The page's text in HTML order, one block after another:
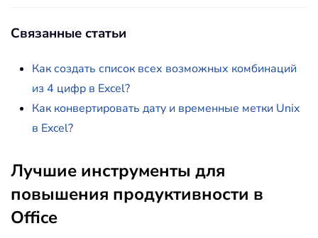
Связанные статьи
Как создать список всех возможных комбинаций
из 4 цифр в Excel?
Как конвертировать дату и временные метки Unix
в Excel?
Лучшие инструменты для
повышения продуктивности в
Office